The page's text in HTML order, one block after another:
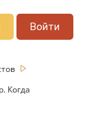
Войти
Когда